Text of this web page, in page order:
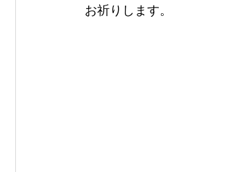
お祈りします。